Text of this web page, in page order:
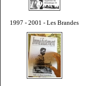
1997 - 2001 - Les Brandes